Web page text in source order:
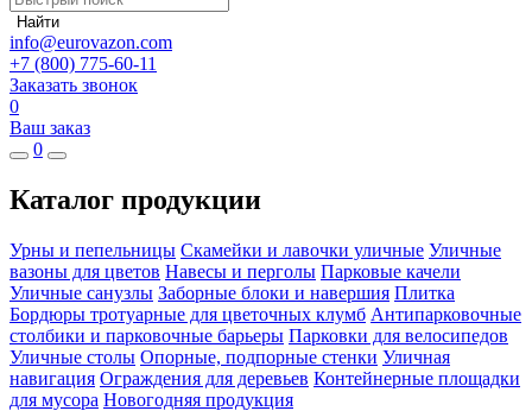
Найти
info@eurovazon.com
+7 (800) 775-60-11
Заказать звонок
0
Ваш заказ
0
Каталог продукции
Урны и пепельницы Скамейки и лавочки уличные Уличные
вазоны для цветов Навесы и перголы Парковые качели
Уличные санузлы Заборные блоки и навершия Плитка
Бордюры тротуарные для цветочных клумб Антипарковочные
столбики и парковочные барьеры Парковки для велосипедов
Уличные столы Опорные, подпорные стенки Уличная
навигация Ограждения для деревьев Контейнерные площадки
для мусора Новогодняя продукция